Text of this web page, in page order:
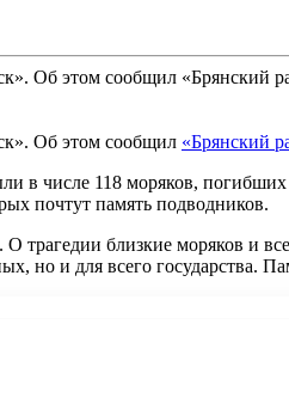
Об этом сообщил «Брянский
Об этом сообщил «Брянский
в числе 118 моряков,
почтут память подводников.
близкие моряков и
но и для всего государства.